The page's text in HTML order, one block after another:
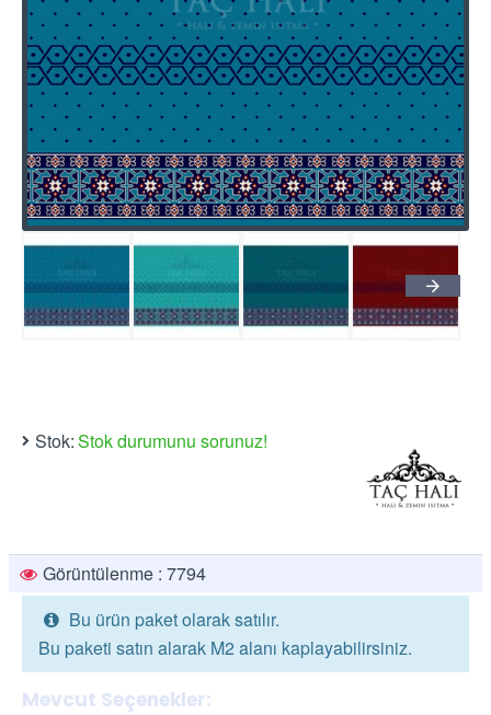
Stok:Stok durumunu sorunuz!
Görüntülenme : 7794
Mevcut Seçenekler:
Bu ürün paket olarak satılır.
Bu paketi satın alarak M2 alanı kaplayabilirsiniz.